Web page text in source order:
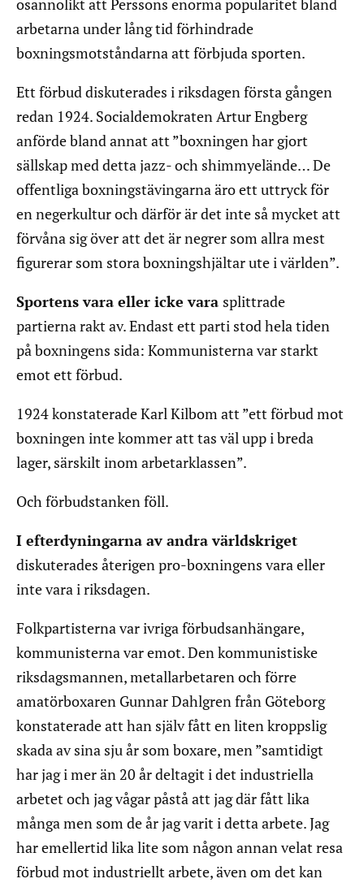
osannolikt att Perssons enorma popularitet bland
arbetarna under lång tid förhindrade
boxningsmotståndarna att förbjuda sporten.
Ett förbud diskuterades i riksdagen första gången
redan 1924. Socialdemokraten Artur Engberg
anförde bland annat att ”boxningen har gjort
sällskap med detta jazz- och shimmyelände… De
offentliga boxningstävingarna äro ett uttryck för
en negerkultur och därför är det inte så mycket att
förvåna sig över att det är negrer som allra mest
figurerar som stora boxningshjältar ute i världen”.
Sportens vara eller icke vara splittrade
partierna rakt av. Endast ett parti stod hela tiden
på boxningens sida: Kommunisterna var starkt
emot ett förbud.
1924 konstaterade Karl Kilbom att ”ett förbud mot
boxningen inte kommer att tas väl upp i breda
lager, särskilt inom arbetarklassen”.
Och förbudstanken föll.
I efterdyningarna av andra världskriget
diskuterades återigen pro-boxningens vara eller
inte vara i riksdagen.
Folkpartisterna var ivriga förbudsanhängare,
kommunisterna var emot. Den kommunistiske
riksdagsmannen, metallarbetaren och förre
amatörboxaren Gunnar Dahlgren från Göteborg
konstaterade att han själv fått en liten kroppslig
skada av sina sju år som boxare, men ”samtidigt
har jag i mer än 20 år deltagit i det industriella
arbetet och jag vågar påstå att jag där fått lika
många men som de år jag varit i detta arbete. Jag
har emellertid lika lite som någon annan velat resa
förbud mot industriellt arbete, även om det kan